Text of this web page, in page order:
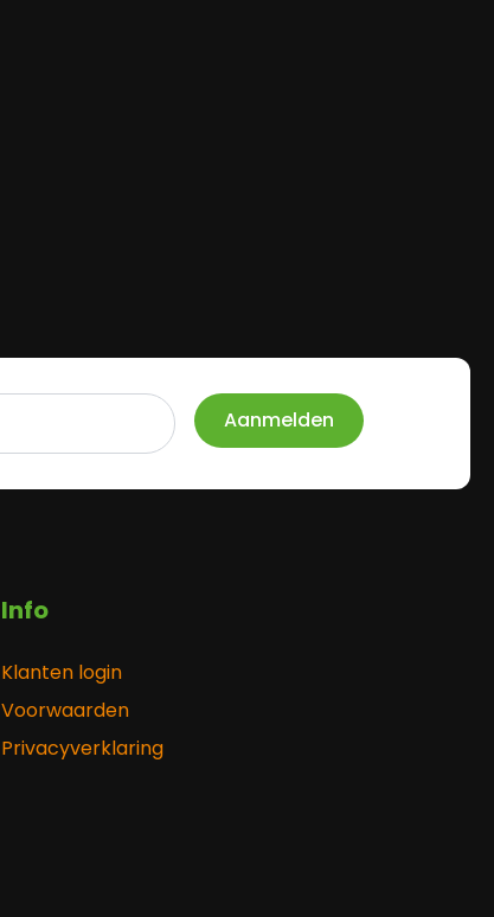
Aanmelden
Info
Klanten login
Voorwaarden
Privacyverklaring